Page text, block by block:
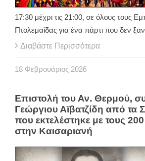
17:30 μέχρι τις 21:00, σε όλους τους
Πτολεμαΐδας για ένα πάρτι που δεν
Διαβάστε Περισσότερα
18 Φεβρουάριος 2026
Επιστολή του Αν. Θερμού,
Γεώργιου Αϊβατζίδη από τα
που εκτελέστηκε με τους
στην Καισαριανή